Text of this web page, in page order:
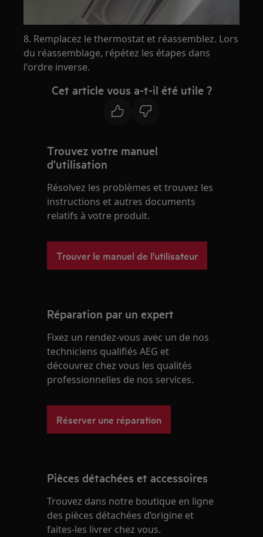
8. Remplacez le thermostat et réassemblez. Lors
du réassemblage, répétez les étapes dans
l'ordre inverse.
Cet article vous a-t-il été utile ?
Trouvez votre manuel
d'utilisation
Résolvez les problèmes et trouvez les
instructions et autres documents
relatifs à votre produit.
Trouver le manuel de l'utilisateur
Réparation par un expert
Fixez un rendez-vous avec un de nos
techniciens qualifiés AEG et
découvrez chez vous les qualités
professionnelles de nos services.
Réserver une réparation
Pièces détachées et accessoires
Trouvez dans notre boutique en ligne
des pièces détachées d’origine et
faites-les livrer chez vous.